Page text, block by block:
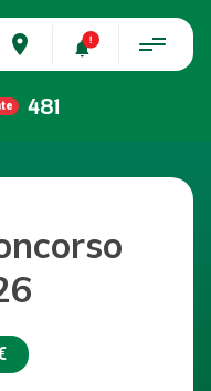
place
481